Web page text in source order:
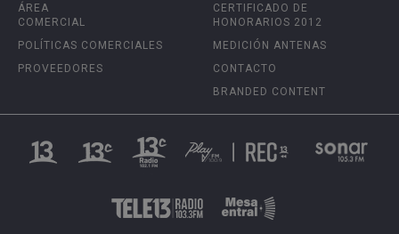
ÁREA
COMERCIAL
POLÍTICAS COMERCIALES
PROVEEDORES
CERTIFICADO DE
HONORARIOS 2012
MEDICIÓN ANTENAS
CONTACTO
BRANDED CONTENT